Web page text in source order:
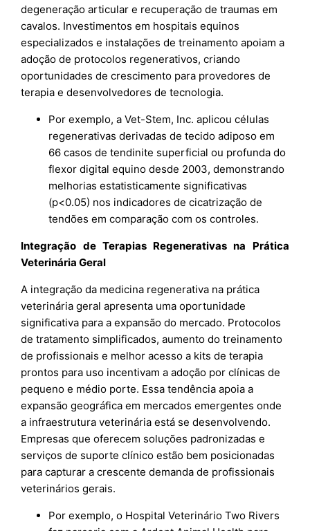
degeneração articular e recuperação de traumas em
cavalos. Investimentos em hospitais equinos
especializados e instalações de treinamento apoiam a
adoção de protocolos regenerativos, criando
oportunidades de crescimento para provedores de
terapia e desenvolvedores de tecnologia.
Por exemplo, a Vet-Stem, Inc. aplicou células
regenerativas derivadas de tecido adiposo em
66 casos de tendinite superficial ou profunda do
flexor digital equino desde 2003, demonstrando
melhorias estatisticamente significativas
(p<0.05) nos indicadores de cicatrização de
tendões em comparação com os controles.
Integração de Terapias Regenerativas na Prática
Veterinária Geral
A integração da medicina regenerativa na prática
veterinária geral apresenta uma oportunidade
significativa para a expansão do mercado. Protocolos
de tratamento simplificados, aumento do treinamento
de profissionais e melhor acesso a kits de terapia
prontos para uso incentivam a adoção por clínicas de
pequeno e médio porte. Essa tendência apoia a
expansão geográfica em mercados emergentes onde
a infraestrutura veterinária está se desenvolvendo.
Empresas que oferecem soluções padronizadas e
serviços de suporte clínico estão bem posicionadas
para capturar a crescente demanda de profissionais
veterinários gerais.
Por exemplo, o Hospital Veterinário Two Rivers